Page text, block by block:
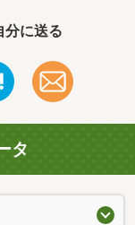
分に送る
タ